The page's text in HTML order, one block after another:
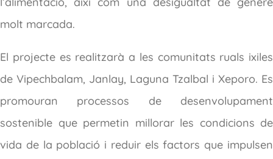
molt marcada.
El projecte es realitzarà a les comunitats ruals ixiles
de Vipechbalam, Janlay, Laguna Tzalbal i Xeporo. Es
promouran processos de desenvolupament
sostenible que permetin millorar les condicions de
vida de la població i reduir els factors que impulsen